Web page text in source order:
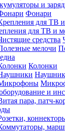
и
Фонари
для ТВ и
Колонки
и